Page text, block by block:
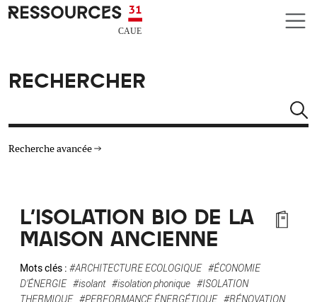
Aller au contenu principal
CAUE RESSOURCES 31
RECHERCHER
Recherche avancée
TYPE DE RESSOURCES
MATÉRIAUX
L'ISOLATION BIO DE LA
MAISON ANCIENNE
Mots clés : #ARCHITECTURE ECOLOGIQUE #ÉCONOMIE
D'ÉNERGIE #isolant #isolation phonique #ISOLATION
THERMIQUE #PERFORMANCE ÉNERGÉTIQUE #RÉNOVATION